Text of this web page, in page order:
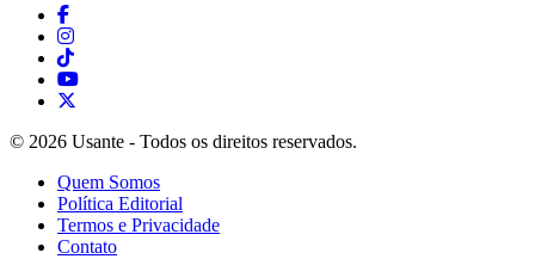
© 2026 Usante - Todos os direitos reservados.
Quem Somos
Política Editorial
Termos e Privacidade
Contato